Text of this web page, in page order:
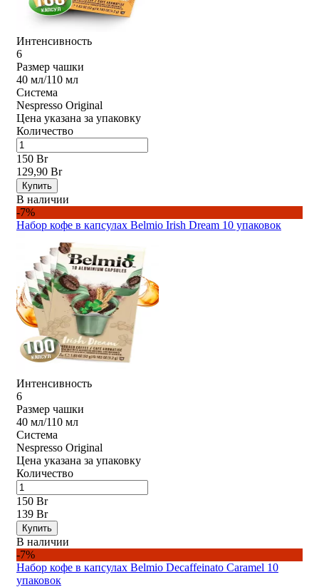
Интенсивность
6
Размер чашки
40 мл/110 мл
Система
Nespresso Original
Цена указана за упаковку
Количество
150 Br
129,90 Br
Купить
В наличии
-7%
Набор кофе в капсулах Belmio Irish Dream 10 упаковок
Интенсивность
6
Размер чашки
40 мл/110 мл
Система
Nespresso Original
Цена указана за упаковку
Количество
150 Br
139 Br
Купить
В наличии
-7%
Набор кофе в капсулах Belmio Decaffeinato Caramel 10
упаковок